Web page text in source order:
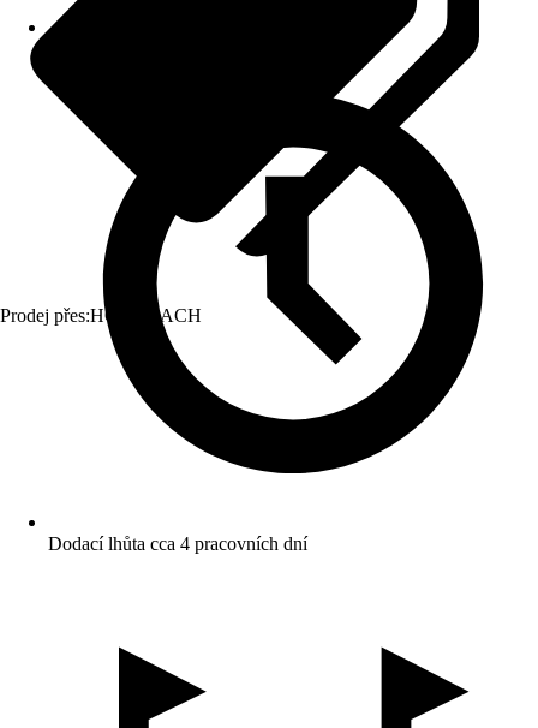
Prodej přes:HORNBACH
Dodací lhůta cca 4 pracovních dní